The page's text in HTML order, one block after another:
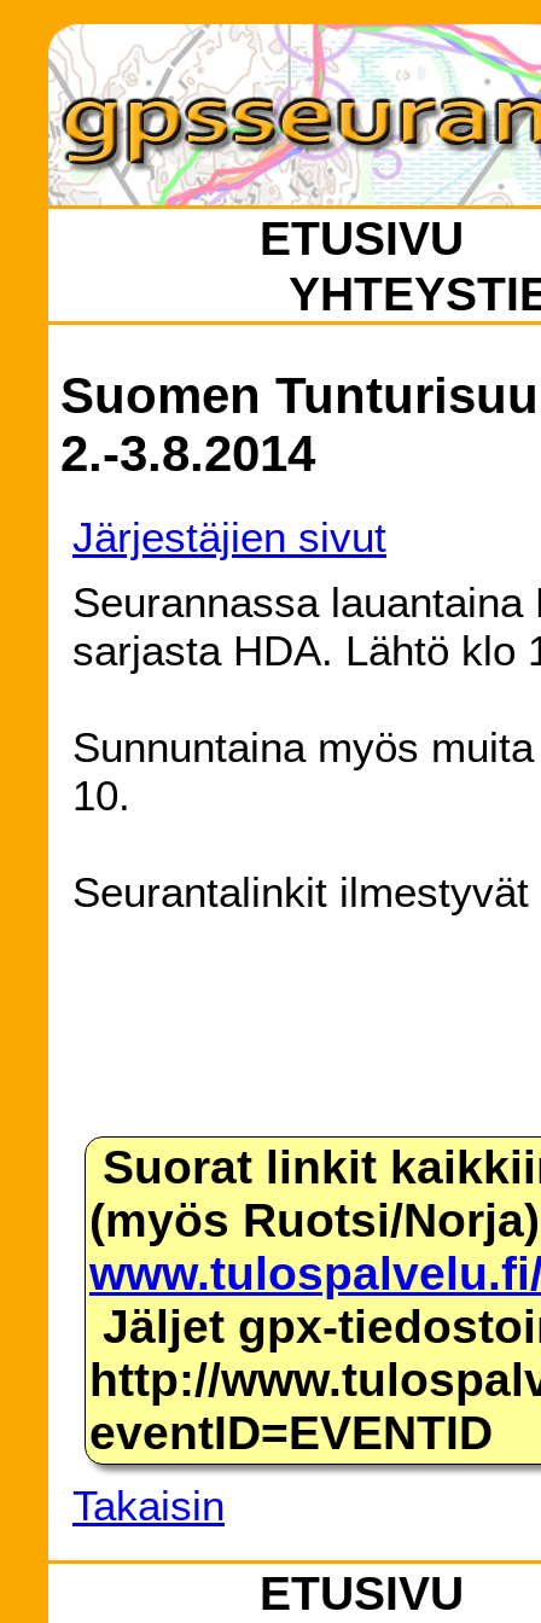
ETUSIVU
Suomen
2.-3.8.2014
Järjestäjien sivut
Seurannassa
sarjasta HDA. Lähtö klo
Sunnuntaina myös
10.
Seurantalinkit
Suorat linkit
(myös Ruotsi/Norja)
Jäljet gpx-
http://
eventID=EVENTID
Takaisin
ETUSIVU